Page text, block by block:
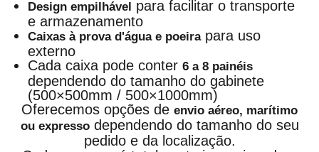
Design empilhável para facilitar o transporte
e armazenamento
Caixas à prova d'água e poeirapara uso
externo
Cada caixa pode conter6 a 8 painéis
dependendo do tamanho do gabinete
(500×500mm / 500×1000mm)
Oferecemos opções de envio aéreo, marítimo
ou expressodependendo do tamanho do seu
pedido e da localização.